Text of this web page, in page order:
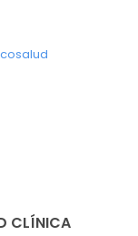
CLÍNICA